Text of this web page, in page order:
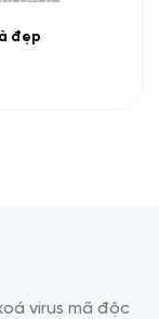
đẹp
virus mã độc